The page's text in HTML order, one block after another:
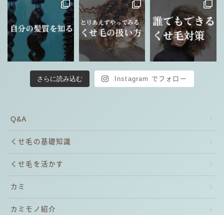
さらに読み込む Instagram でフォロー
Q&A
くせ毛の基礎知識
くせ毛を活かす
カミ
カミモノ紹介